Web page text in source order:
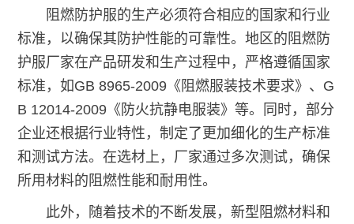
阻燃防护服的生产必须符合相应的国家和行业
标准，以确保其防护性能的可靠性。地区的阻燃防
护服厂家在产品研发和生产过程中，严格遵循国家
标准，如GB 8965-2009《阻燃服装技术要求》、G
B 12014-2009《防火抗静电服装》等。同时，部分
企业还根据行业特性，制定了更加细化的生产标准
和测试方法。在选材上，厂家通过多次测试，确保
所用材料的阻燃性能和耐用性。
此外，随着技术的不断发展，新型阻燃材料和